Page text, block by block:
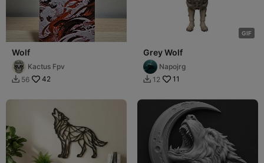
Wolf
Kactus Fpv
 56 42
GIF
Grey Wolf
Napojrg
 12 11